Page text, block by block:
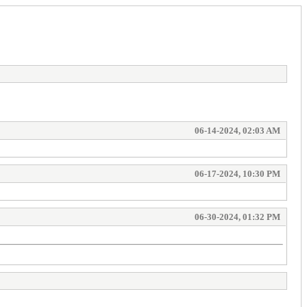
06-14-2024, 02:03 AM
06-17-2024, 10:30 PM
06-30-2024, 01:32 PM